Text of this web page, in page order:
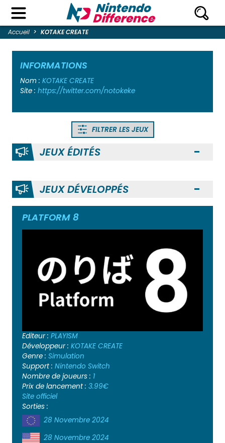
Accueil KOTAKE CREATE
INFORMATIONS
Nom : KOTAKE CREATE
Site : https://twitter.com/notokeke
FILTRER LES JEUX
JEUX ÉDITÉS
JEUX DÉVELOPPÉS
PLATFORM 8
Editeur : PLAYISM
Développeur : KOTAKE CREATE
Genre : Simulation
Support : Nintendo Switch
Nombre de joueurs : 1
Prix de lancement : 3.99€
Site officiel
Sorties :
28 Novembre 2024
28 Novembre 2024